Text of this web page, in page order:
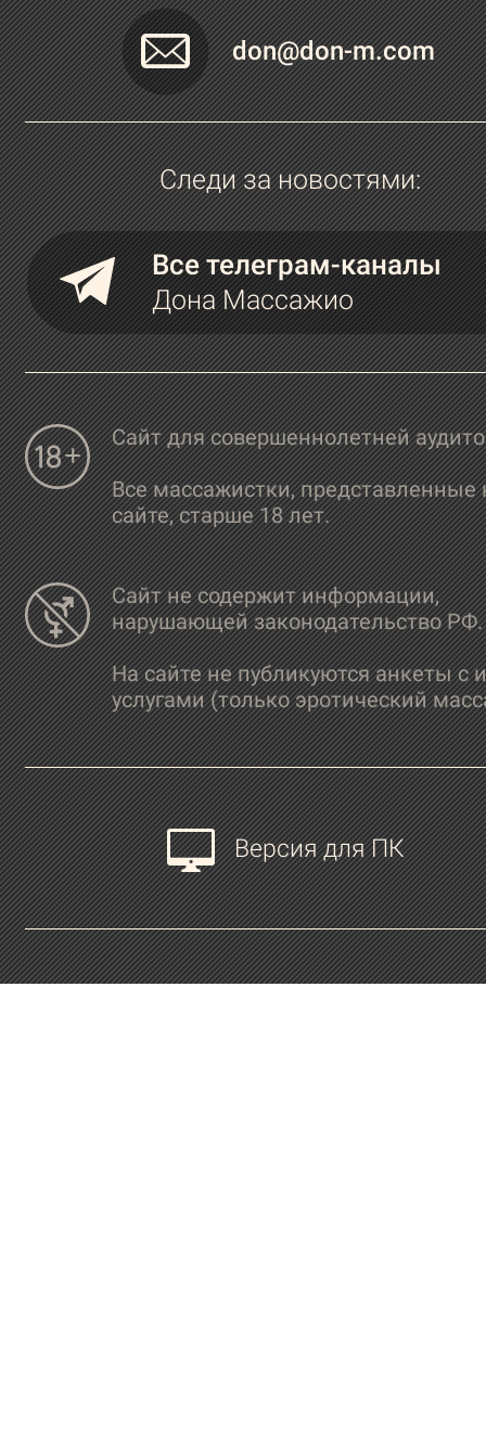
don@don-m.com
Следи за новостями:
Все телеграм-каналы
Дона Массажио
Сайт для совершеннолетней
Все массажистки, представленные
сайте, старше 18 лет.
Сайт не содержит информации,
нарушающей законодательство РФ.
На сайте не публикуются анкеты с
услугами (только эротический
Версия для ПК